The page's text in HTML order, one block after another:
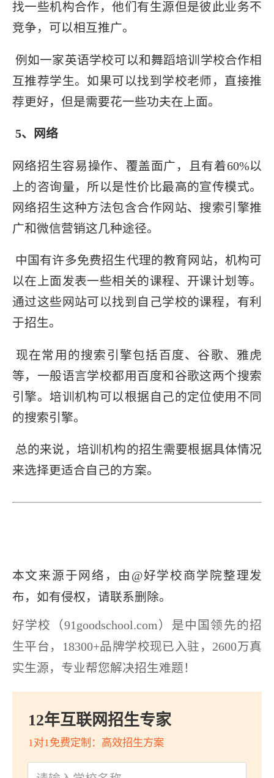
找一些机构合作，他们有生源但是彼此业务不
竞争，可以相互推广。
例如一家英语学校可以和舞蹈培训学校合作相
互推荐学生。如果可以找到学校老师，直接推
荐更好，但是需要花一些功夫在上面。
5、网络
网络招生容易操作、覆盖面广，且有着60%以
上的咨询量，所以是性价比最高的宣传模式。
网络招生这种方法包含合作网站、搜索引擎推
广和微信营销这几种途径。
中国有许多免费招生代理的教育网站，机构可
以在上面发表一些相关的课程、开课计划等。
通过这些网站可以找到自己学校的课程，有利
于招生。
现在常用的搜索引擎包括百度、谷歌、雅虎
等，一般语言学校都用百度和谷歌这两个搜索
引擎。培训机构可以根据自己的定位使用不同
的搜索引擎。
总的来说，培训机构的招生需要根据具体情况
来选择更适合自己的方案。
本文来源于网络，由@好学校商学院整理发
布，如有侵权，请联系删除。
好学校（91goodschool.com）是中国领先的招
生平台，18300+品牌学校现已入驻，2600万真
实生源，专业帮您解决招生难题！
12年互联网招生专家
1对1免费定制：高效招生方案